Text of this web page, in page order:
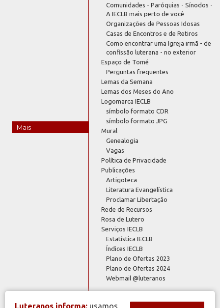
Mais
Comunidades - Paróquias - Sínodos -
A IECLB mais perto de você
Organizações de Pessoas Idosas
Casas de Encontros e de Retiros
Como encontrar uma Igreja irmã - de
confissão luterana - no exterior
Espaço de Tomé
Perguntas frequentes
Lemas da Semana
Lemas dos Meses do Ano
Logomarca IECLB
símbolo formato CDR
símbolo formato JPG
Mural
Genealogia
Vagas
Política de Privacidade
Publicações
Artigoteca
Literatura Evangelística
Proclamar Libertação
Rede de Recursos
Rosa de Lutero
Serviços IECLB
Estatística IECLB
Índices IECLB
Plano de Ofertas 2023
Plano de Ofertas 2024
Webmail @luteranos
Luteranos informa: usamos